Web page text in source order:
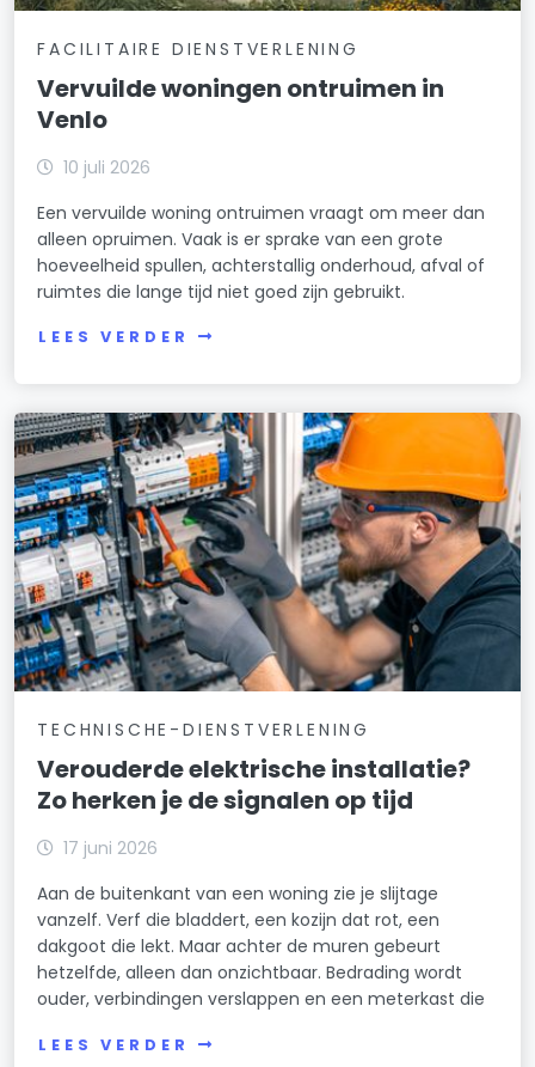
FACILITAIRE DIENSTVERLENING
Vervuilde woningen ontruimen in
Venlo
10 juli 2026
Een vervuilde woning ontruimen vraagt om meer dan
alleen opruimen. Vaak is er sprake van een grote
hoeveelheid spullen, achterstallig onderhoud, afval of
ruimtes die lange tijd niet goed zijn gebruikt.
LEES VERDER
TECHNISCHE-DIENSTVERLENING
Verouderde elektrische installatie?
Zo herken je de signalen op tijd
17 juni 2026
Aan de buitenkant van een woning zie je slijtage
vanzelf. Verf die bladdert, een kozijn dat rot, een
dakgoot die lekt. Maar achter de muren gebeurt
hetzelfde, alleen dan onzichtbaar. Bedrading wordt
ouder, verbindingen verslappen en een meterkast die
LEES VERDER